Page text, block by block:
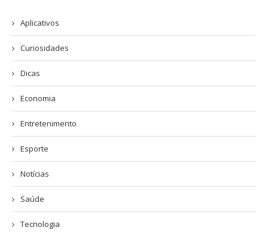
Aplicativos
Curiosidades
Dicas
Economia
Entretenimento
Esporte
Notícias
Saúde
Tecnologia